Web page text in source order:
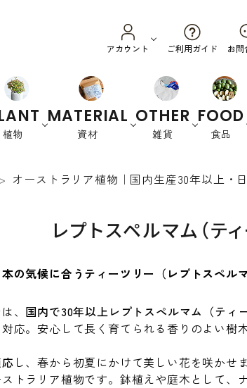
アカウント ご利用ガイド お問
植物
MATERIAL
資材
OTHER
雑貨
FOOD
食品
オーストラリア植物｜国内生産30年以上・
レプトスペルマム（テ
の気候に合うティーツリー（レプトスペルマ
、 国内で30年以上レプトスペルマム（ティ
応。安心して長く育てられる香りのよい樹木
し、春から初夏にかけて美しい花を咲か
トラリア植物です。鉢植えや庭木として、